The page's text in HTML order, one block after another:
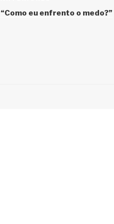
de
anterior
“Como eu enfrento o medo?”